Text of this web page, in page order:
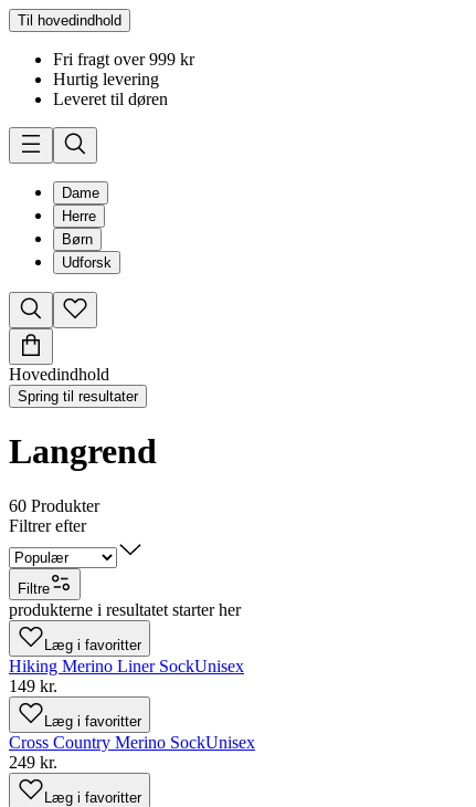
Til hovedindhold
Fri fragt over 999 kr
Hurtig levering
Leveret til døren
Dame
Herre
Børn
Udforsk
Hovedindhold
Spring til resultater
Langrend
60 Produkter
Filtrer efter
Filtre
produkterne i resultatet starter her
Læg i favoritter
Hiking Merino Liner SockUnisex
149 kr.
Læg i favoritter
Cross Country Merino SockUnisex
249 kr.
Læg i favoritter